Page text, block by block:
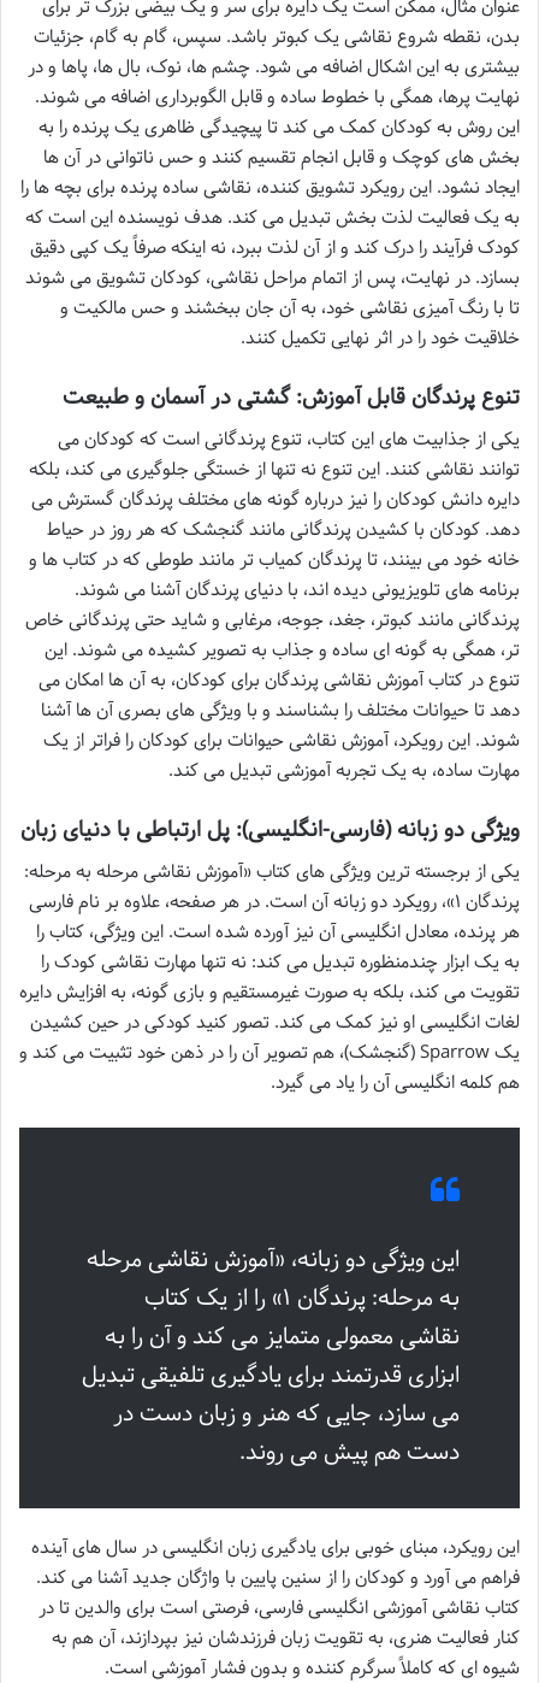
عنوان مثال، ممکن است یک دایره برای سر و یک بیضی بزرگ تر برای
بدن، نقطه شروع نقاشی یک کبوتر باشد. سپس، گام به گام، جزئیات
بیشتری به این اشکال اضافه می شود. چشم ها، نوک، بال ها، پاها و در
نهایت پرها، همگی با خطوط ساده و قابل الگوبرداری اضافه می شوند.
این روش به کودکان کمک می کند تا پیچیدگی ظاهری یک پرنده را به
بخش های کوچک و قابل انجام تقسیم کنند و حس ناتوانی در آن ها
ایجاد نشود. این رویکرد تشویق کننده، نقاشی ساده پرنده برای بچه ها را
به یک فعالیت لذت بخش تبدیل می کند. هدف نویسنده این است که
کودک فرآیند را درک کند و از آن لذت ببرد، نه اینکه صرفاً یک کپی دقیق
بسازد. در نهایت، پس از اتمام مراحل نقاشی، کودکان تشویق می شوند
تا با رنگ آمیزی نقاشی خود، به آن جان ببخشند و حس مالکیت و
خلاقیت خود را در اثر نهایی تکمیل کنند.
تنوع پرندگان قابل آموزش: گشتی در آسمان و طبیعت
یکی از جذابیت های این کتاب، تنوع پرندگانی است که کودکان می
توانند نقاشی کنند. این تنوع نه تنها از خستگی جلوگیری می کند، بلکه
دایره دانش کودکان را نیز درباره گونه های مختلف پرندگان گسترش می
دهد. کودکان با کشیدن پرندگانی مانند گنجشک که هر روز در حیاط
خانه خود می بینند، تا پرندگان کمیاب تر مانند طوطی که در کتاب ها و
برنامه های تلویزیونی دیده اند، با دنیای پرندگان آشنا می شوند.
پرندگانی مانند کبوتر، جغد، جوجه، مرغابی و شاید حتی پرندگانی خاص
تر، همگی به گونه ای ساده و جذاب به تصویر کشیده می شوند. این
تنوع در کتاب آموزش نقاشی پرندگان برای کودکان، به آن ها امکان می
دهد تا حیوانات مختلف را بشناسند و با ویژگی های بصری آن ها آشنا
شوند. این رویکرد، آموزش نقاشی حیوانات برای کودکان را فراتر از یک
مهارت ساده، به یک تجربه آموزشی تبدیل می کند.
ویژگی دو زبانه (فارسی-انگلیسی): پل ارتباطی با دنیای زبان
یکی از برجسته ترین ویژگی های کتاب «آموزش نقاشی مرحله به مرحله:
پرندگان ۱»، رویکرد دو زبانه آن است. در هر صفحه، علاوه بر نام فارسی
هر پرنده، معادل انگلیسی آن نیز آورده شده است. این ویژگی، کتاب را
به یک ابزار چندمنظوره تبدیل می کند: نه تنها مهارت نقاشی کودک را
تقویت می کند، بلکه به صورت غیرمستقیم و بازی گونه، به افزایش دایره
لغات انگلیسی او نیز کمک می کند. تصور کنید کودکی در حین کشیدن
یک Sparrow (گنجشک)، هم تصویر آن را در ذهن خود تثبیت می کند و
هم کلمه انگلیسی آن را یاد می گیرد.
این ویژگی دو زبانه، «آموزش نقاشی مرحله
به مرحله: پرندگان ۱» را از یک کتاب
نقاشی معمولی متمایز می کند و آن را به
ابزاری قدرتمند برای یادگیری تلفیقی تبدیل
می سازد، جایی که هنر و زبان دست در
دست هم پیش می روند.
این رویکرد، مبنای خوبی برای یادگیری زبان انگلیسی در سال های آینده
فراهم می آورد و کودکان را از سنین پایین با واژگان جدید آشنا می کند.
کتاب نقاشی آموزشی انگلیسی فارسی، فرصتی است برای والدین تا در
کنار فعالیت هنری، به تقویت زبان فرزندشان نیز بپردازند، آن هم به
شیوه ای که کاملاً سرگرم کننده و بدون فشار آموزشی است.